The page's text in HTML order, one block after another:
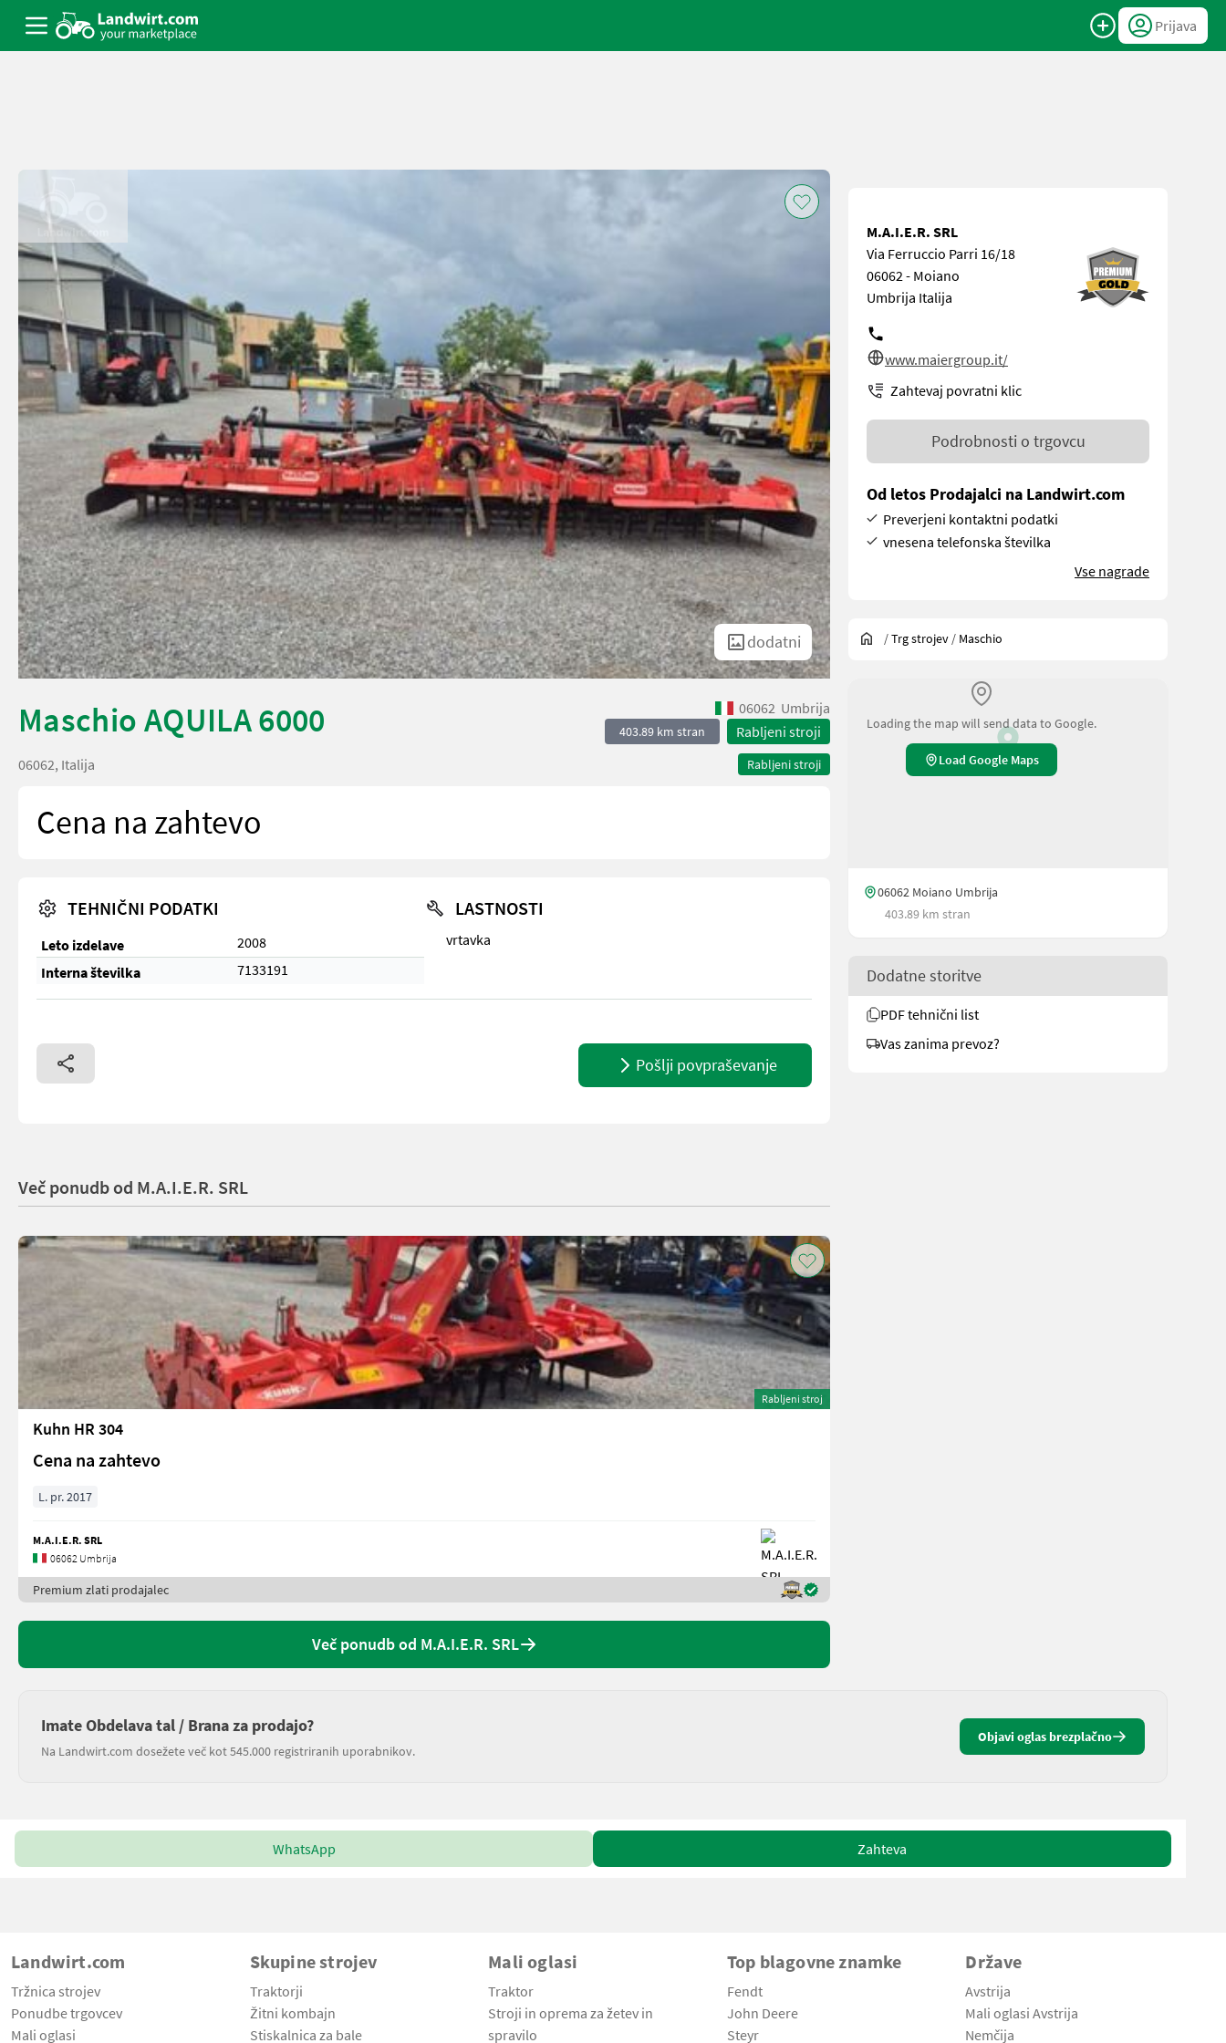
Prijava
dodatni
Maschio AQUILA 6000 06062 Umbrija
403.89 km stran Rabljeni stroji
Rabljeni stroji
06062, Italija
Cena na zahtevo
TEHNIČNI PODATKI
Leto izdelave
2008
Interna številka
7133191
LASTNOSTI
vrtavka
Pošlji povpraševanje
M.A.I.E.R. SRL
Via Ferruccio Parri 16/18
06062 - Moiano
Umbrija Italija
www.maiergroup.it/
Zahtevaj povratni klic
Podrobnosti o trgovcu
Od letos Prodajalci na Landwirt.com
Preverjeni kontaktni podatki
vnesena telefonska številka
Vse nagrade
/Trg strojev / Maschio
Loading the map will send data to Google.
Load Google Maps
06062 Moiano Umbrija
403.89 km stran
Dodatne storitve
PDF tehnični list
Vas zanima prevoz?
Več ponudb od M.A.I.E.R. SRL
Rabljeni stroj
Kuhn HR 304
Cena na zahtevo
L. pr. 2017
M.A.I.E.R. SRL
06062 Umbrija
Premium zlati prodajalec
Več ponudb od M.A.I.E.R. SRL
Imate Obdelava tal / Brana za prodajo?
Na Landwirt.com dosežete več kot 545.000 registriranih uporabnikov.
Objavi oglas brezplačno
WhatsApp Zahteva
Landwirt.com
Tržnica strojev
Ponudbe trgovcev
Mali oglasi
Skupine strojev
Traktorji
Žitni kombajn
Stiskalnica za bale
Mali oglasi
Traktor
Stroji in oprema za žetev in
spravilo
Top blagovne znamke
Fendt
John Deere
Steyr
Države
Avstrija
Mali oglasi Avstrija
Nemčija